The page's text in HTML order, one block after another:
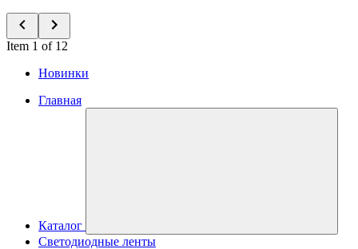
Item 1 of 12
Новинки
Главная
Каталог
Светодиодные ленты